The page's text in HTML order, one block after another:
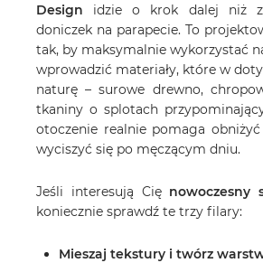
Design idzie o krok dalej niż
doniczek na parapecie. To
tak, by maksymalnie wykorzystać
wprowadzić materiały, które w
naturę – surowe drewno,
tkaniny o splotach
otoczenie realnie pomaga
wyciszyć się po męczącym dniu.
Jeśli interesują Cię nowoczesny
koniecznie sprawdź te trzy filary:
Mieszaj tekstury i twórz